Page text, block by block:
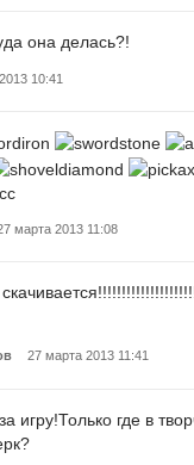
она делась?!
10:41
марта 2013 11:08
27 марта 2013 11:41
игру!Только где в